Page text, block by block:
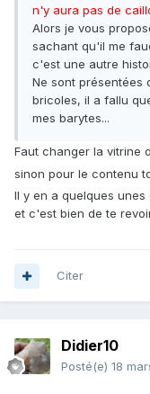
n'y aura pas de
Alors je vous
sachant qu'il me
c'est une autre
Ne sont présentées
bricoles, il a fallu
mes barytes...
Faut changer la vitrine
sinon pour le contenu
Il y en a quelques unes
et c'est bien de te
Citer
Didier10
Posté(e) 18